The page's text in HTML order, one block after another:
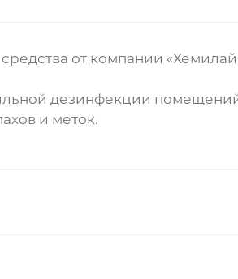
от компании
дезинфекции
и меток.